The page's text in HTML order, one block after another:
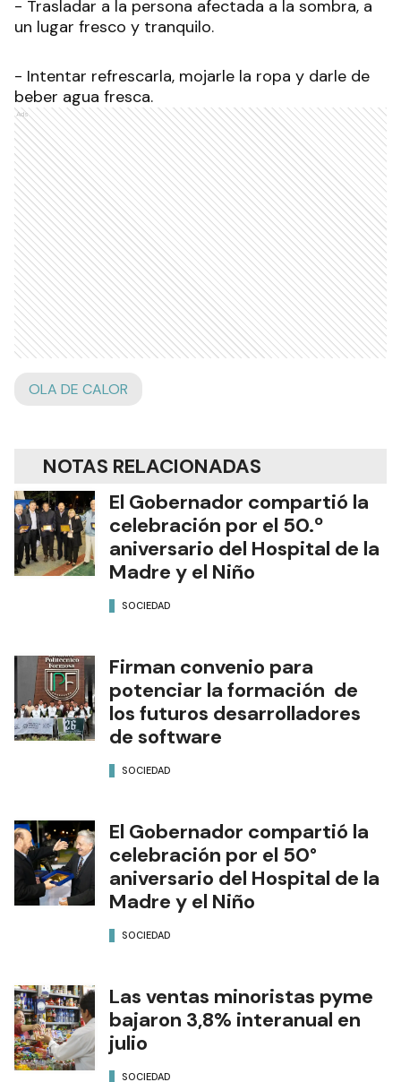
- Trasladar a la persona afectada a la sombra, a
un lugar fresco y tranquilo.
- Intentar refrescarla, mojarle la ropa y darle de
beber agua fresca.
Ads
OLA DE CALOR
NOTAS RELACIONADAS
El Gobernador compartió la
celebración por el 50.º
aniversario del Hospital de la
Madre y el Niño
SOCIEDAD
Firman convenio para
potenciar la formación de
los futuros desarrolladores
de software
SOCIEDAD
El Gobernador compartió la
celebración por el 50°
aniversario del Hospital de la
Madre y el Niño
SOCIEDAD
Las ventas minoristas pyme
bajaron 3,8% interanual en
julio
SOCIEDAD